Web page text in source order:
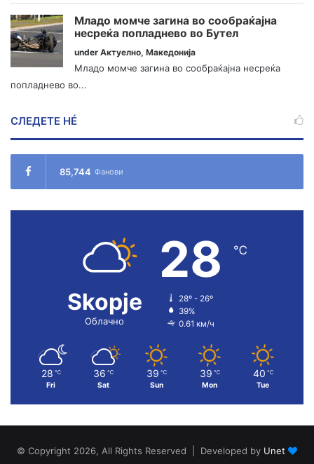
Младо момче загина во сообраќајна
несреќа попладнево во Бутел
under Актуелно, Македонија
Младо момче загина во сообраќајна несреќа
попладнево во...
СЛЕДЕТЕ НÉ
85,744 Фанови
Skopje
Облачно
28 ℃
28º - 26º
39%
0.61 км/ч
28 ℃
Fri
36 ℃
Sat
39 ℃
Sun
39 ℃
Mon
40 ℃
Tue
© Copyright 2026, All Rights Reserved | Developed by Unet